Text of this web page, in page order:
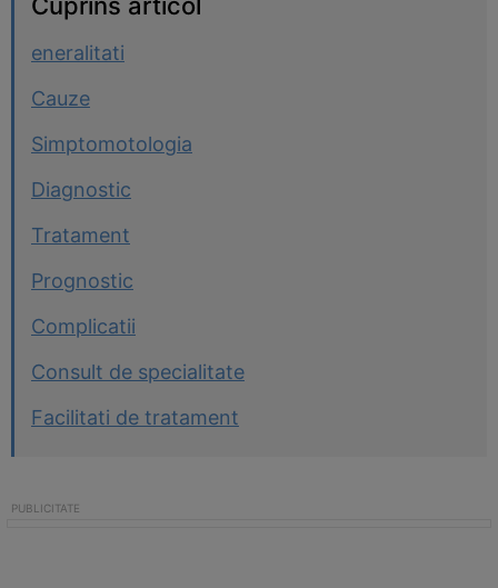
eneralitati
Cauze
Simptomotologia
Diagnostic
Tratament
Prognostic
Complicatii
Consult de specialitate
Facilitati de tratament